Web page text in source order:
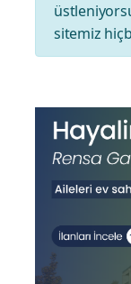
sitemiz